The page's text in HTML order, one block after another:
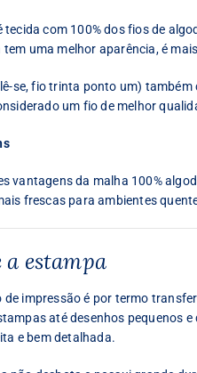
tecida com 100% dos fios de
tem uma melhor aparência, é
se, fio trinta ponto um)
um fio de melhor
vantagens da malha 100%
frescas para ambientes
a estampa
de impressão é por termo
até desenhos pequenos
e bem detalhada.